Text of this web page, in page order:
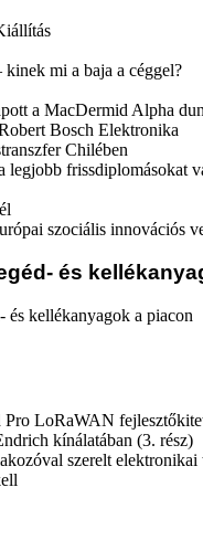
mi a baja a céggel?
a MacDermid Alpha
Bosch Elektronika
Chilében
legjobb frissdiplomásokat
szociális innovációs
és
és kellékanyagok a piacon
LoRaWAN
kínálatában (3. rész)
szerelt elektronikai